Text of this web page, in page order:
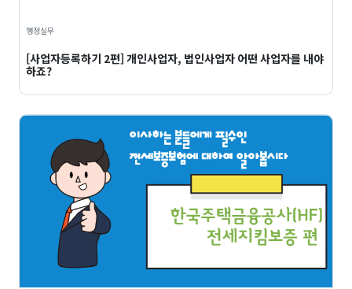
행정실무
[사업자등록하기 2편] 개인사업자, 법인사업자 어떤 사업자를 내야
하죠?